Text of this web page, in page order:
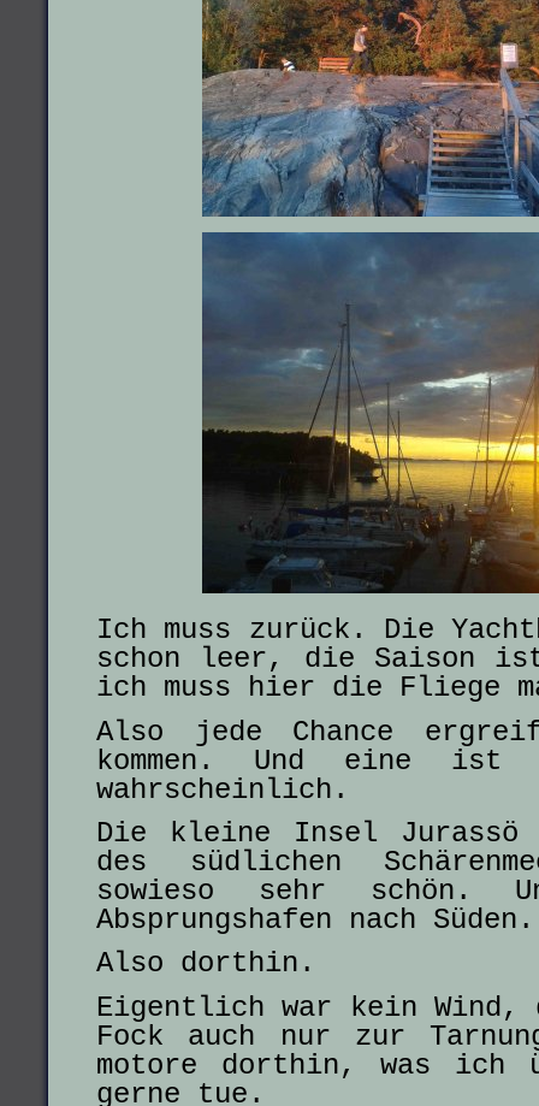
Ich muss zurück. Die
schon leer, die Saison
ich muss hier die Fliege
Also jede Chance
kommen. Und eine ist
wahrscheinlich.
Die kleine Insel Jurassö
des südlichen
sowieso sehr schön.
Absprungshafen nach Süden.
Also dorthin.
Eigentlich war kein Wind,
Fock auch nur zur
motore dorthin, was ich
gerne tue.